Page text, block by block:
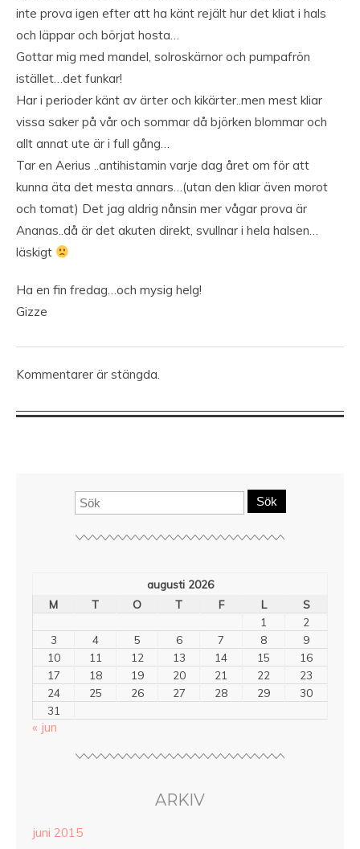
inte prova igen efter att ha känt rejält hur det kliat i hals
och läppar och börjat hosta…
Gottar mig med mandel, solroskärnor och pumpafrön
istället…det funkar!
Har i perioder känt av ärter och kikärter..men mest kliar
vissa saker på vår och sommar då björken blommar och
allt annat ute är i full gång…
Tar en Aerius ..antihistamin varje dag året om för att
kunna äta det mesta annars…(utan den kliar även morot
och tomat) Det jag aldrig nånsin mer vågar prova är
Ananas..då är det akuten direkt, svullnar i hela halsen…
läskigt
Ha en fin fredag…och mysig helg!
Gizze
Kommentarer är stängda.
Sök
augusti 2026
M
T O T F L
S
1
2
3
4 5 6 7 8
9
10
11 12 13 14 15
16
17
18 19 20 21 22
23
24
25 26 27 28 29
30
31
« jun
ARKIV
juni 2015